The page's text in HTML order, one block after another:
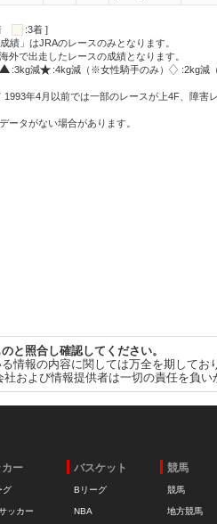
:3着 ]
績」はJRAのレースのみとなります。
で出走したレースの成績となります。
:3kg減 :4kg減（※女性騎手のみ）
:2kg減
年4月以前では一部のレースが上4F、障害
タがない場合があります。
と照合し確認してください。
情報の内容に関しては万全を期して
および情報提供者は一切の責任を負い
ー
グ
ッカー
バスケット
Bリーグ
NBA
競馬
競馬
地方競馬